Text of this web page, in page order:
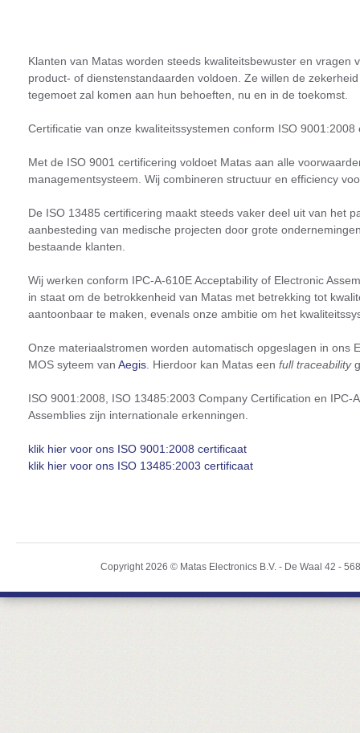
Klanten van Matas worden steeds kwaliteitsbewuster en vragen
product- of dienstenstandaarden voldoen. Ze willen de
tegemoet zal komen aan hun behoeften, nu en in de toekomst.
Certificatie van onze kwaliteitssystemen conform ISO 9001:2008
Met de ISO 9001 certificering voldoet Matas aan alle
managementsysteem. Wij combineren structuur en efficiency
De ISO 13485 certificering maakt steeds vaker deel uit van het
aanbesteding van medische projecten door grote
bestaande klanten.
Wij werken conform IPC-A-610E Acceptability of Electronic
in staat om de betrokkenheid van Matas met betrekking tot
aantoonbaar te maken, evenals onze ambitie om het
Onze materiaalstromen worden automatisch opgeslagen in ons
MOS syteem van Aegis . Hierdoor kan Matas een full traceability
ISO 9001:2008, ISO 13485:2003 Company Certification en IPC-
Assemblies zijn internationale erkenningen.
klik hier voor ons ISO 9001:2008 certificaat
klik hier voor ons ISO 13485:2003 certificaat
Copyright 2026 © Matas Electronics B.V. - De Waal 42 -